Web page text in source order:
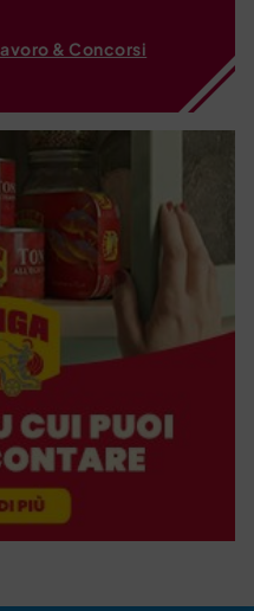
& Concorsi